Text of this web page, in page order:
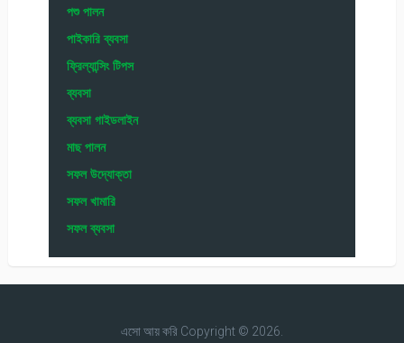
পশু পালন
পাইকারি ব্যবসা
ফ্রিল্যান্সিং টিপস
ব্যবসা
ব্যবসা গাইডলাইন
মাছ পালন
সফল উদ্যোক্তা
সফল খামারি
সফল ব্যবসা
এসো আয় করিCopyright © 2026.